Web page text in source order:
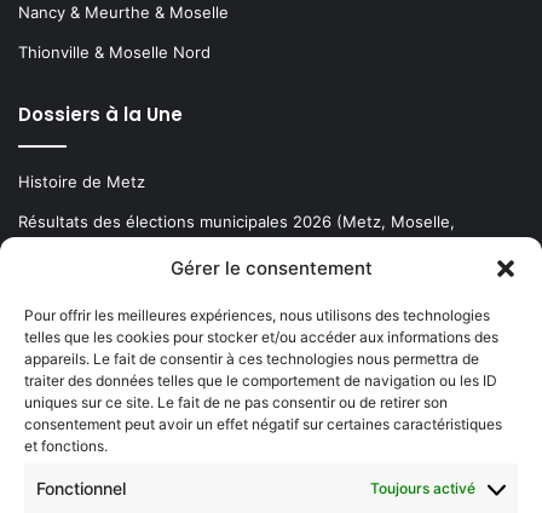
Gérer le consentement
Pour offrir les meilleures expériences, nous utilisons des technologies
telles que les cookies pour stocker et/ou accéder aux informations des
appareils. Le fait de consentir à ces technologies nous permettra de
traiter des données telles que le comportement de navigation ou les ID
uniques sur ce site. Le fait de ne pas consentir ou de retirer son
consentement peut avoir un effet négatif sur certaines caractéristiques
et fonctions.
Fonctionnel Toujours activé
Nancy & Meurthe & Moselle
Thionville & Moselle Nord
Dossiers à la Une
Histoire de Metz
Résultats des élections municipales 2026 (Metz, Moselle,
Newsletter gratuite
Choisissez : matin, soir ou hebdo ?